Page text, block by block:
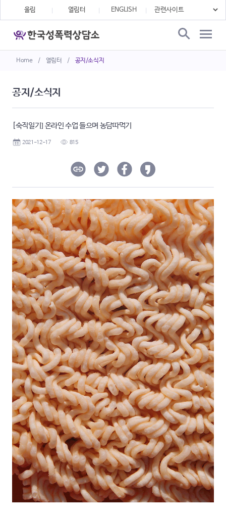
Home / 열림터 / 공지/소식지
울림 열림터 ENGLISH
공지/소식지
[숙직일기] 온라인 수업 들으며 농담따먹기
2021-12-17 815